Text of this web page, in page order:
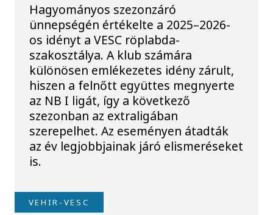
Hagyományos szezonzáró
ünnepségén értékelte a 2025–2026-
os idényt a VESC röplabda-
szakosztálya. A klub számára
különösen emlékezetes idény zárult,
hiszen a felnőtt együttes megnyerte
az NB I ligát, így a következő
szezonban az extraligában
szerepelhet. Az eseményen átadták
az év legjobbjainak járó elismeréseket
is.
VEHIR-VESC